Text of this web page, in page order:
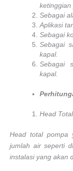
ketinggian
Sebagai
Aplikasi
Sebagai
Sebagai
kapal.
Sebagai
kapal.
Head
Head total pompa
jumlah air seperti
instalasi yang akan